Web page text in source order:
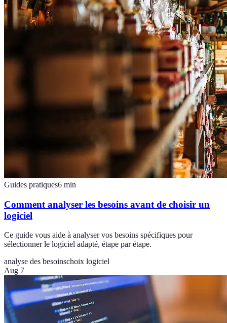
Guides pratiques6 min
Comment analyser les besoins avant de choisir un
logiciel
Ce guide vous aide à analyser vos besoins spécifiques pour
sélectionner le logiciel adapté, étape par étape.
analyse des besoinschoix logiciel
Aug 7